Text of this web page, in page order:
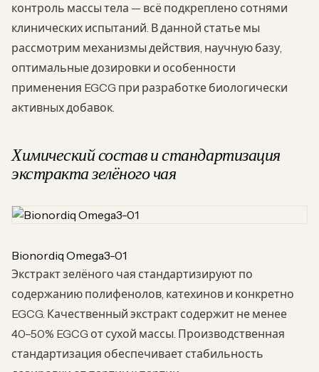
контроль массы тела — всё подкреплено сотнями
клинических испытаний. В данной статье мы
рассмотрим механизмы действия, научную базу,
оптимальные дозировки и особенности
применения EGCG при разработке биологически
активных добавок.
Химический состав и стандартизация
экстракта зелёного чая
Bionordiq Omega3-01
Экстракт зелёного чая стандартизируют по
содержанию полифенолов, катехинов и конкретно
EGCG. Качественный экстракт содержит не менее
40–50% EGCG от сухой массы. Производственная
стандартизация обеспечивает стабильность